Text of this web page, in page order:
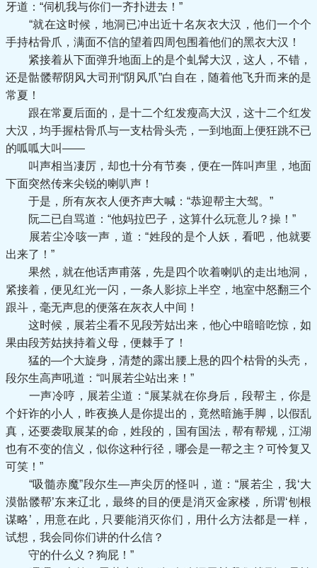
牙道：“伺机我与你们一齐扑进去！”
“就在这时候，地洞已冲出近十名灰衣大汉，他们一个个
手持枯骨爪，满面不信的望着四周包围着他们的黑衣大汉！
紧接着从下面弹升地面上的是个虬髯大汉，这人，不错，
还是骷髅帮阴风大司刑“阴风爪”白自在，随着他飞升而来的是
常夏！
跟在常夏后面的，是十二个红发瘦高大汉，这十二个红发
大汉，均手握枯骨爪与一支枯骨头壳，一到地面上便狂跳不已
的呱呱大叫——
叫声相当凄厉，却也十分有节奏，便在一阵叫声里，地面
下面突然传来尖锐的喇叭声！
于是，所有灰衣人便齐声大喊：“恭迎帮主大驾。”
阮二已自骂道：“他妈拉巴子，这算什么玩意儿？操！”
展若尘冷咳一声，道：“姓段的是个人妖，看吧，他就要
出来了！”
果然，就在他话声甫落，先是四个吹着喇叭的走出地洞，
紧接着，便见红光一闪，一条人影掠上半空，地室中怒翻三个
跟斗，毫无声息的便落在灰衣人中间！
这时候，展若尘看不见段芳姑出来，他心中暗暗吃惊，如
果由段芳姑挟持着义母，便棘手了！
猛的—个大旋身，清楚的露出腰上悬的四个枯骨的头壳，
段尔生高声吼道：“叫展若尘站出来！”
一声冷哼，展若尘道：“展某就在你身后，段帮主，你是
个奸诈的小人，昨夜换人是你提出的，竟然暗施手脚，以假乱
真，还要袭取展某的命，姓段的，国有国法，帮有帮规，江湖
也有不变的信义，似你这种行径，哪会是一帮之主？可怜复又
可笑！”
“吸髓赤魔”段尔生—声尖厉的怪叫，道：“展若尘，我‘大
漠骷髅帮’东来辽北，最终的目的便是消灭金家楼，所谓‘刨根
谋略’，用意在此，只要能消灭你们，用什么方法都是一样，
试想，我会同你们讲的什么信？
守的什么义？狗屁！”